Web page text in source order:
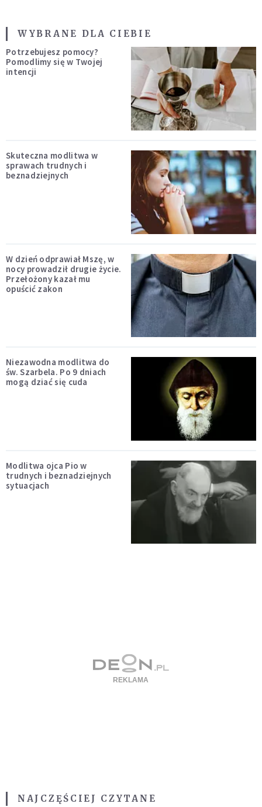
WYBRANE DLA CIEBIE
Potrzebujesz pomocy?
Pomodlimy się w Twojej
intencji
Skuteczna modlitwa w
sprawach trudnych i
beznadziejnych
W dzień odprawiał Mszę, w
nocy prowadził drugie życie.
Przełożony kazał mu
opuścić zakon
Niezawodna modlitwa do
św. Szarbela. Po 9 dniach
mogą dziać się cuda
Modlitwa ojca Pio w
trudnych i beznadziejnych
sytuacjach
NAJCZĘŚCIEJ CZYTANE